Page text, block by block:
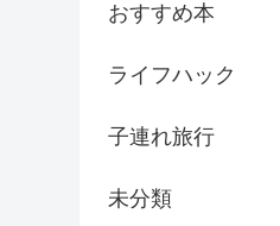
おすすめ本
ライフハック
子連れ旅行
未分類